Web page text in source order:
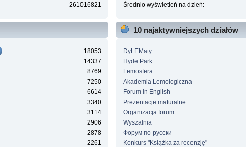
261016821
Średnio wyświetleń na dzień:
18053
14337
8769
7250
6614
3340
3114
2906
2878
2261
10 najaktywniejszych działów
DyLEMaty
Hyde Park
Lemosfera
Akademia Lemologiczna
Forum in English
Prezentacje maturalne
Organizacja forum
Wyszalnia
Форум по-русски
Konkurs "Książka za recenzję"